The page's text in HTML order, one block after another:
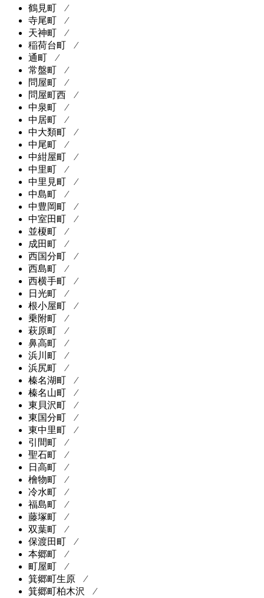
鶴見町 ⁄
寺尾町 ⁄
天神町 ⁄
稲荷台町 ⁄
通町 ⁄
常盤町 ⁄
問屋町 ⁄
問屋町西 ⁄
中泉町 ⁄
中居町 ⁄
中大類町 ⁄
中尾町 ⁄
中紺屋町 ⁄
中里町 ⁄
中里見町 ⁄
中島町 ⁄
中豊岡町 ⁄
中室田町 ⁄
並榎町 ⁄
成田町 ⁄
西国分町 ⁄
西島町 ⁄
西横手町 ⁄
日光町 ⁄
根小屋町 ⁄
乗附町 ⁄
萩原町 ⁄
鼻高町 ⁄
浜川町 ⁄
浜尻町 ⁄
榛名湖町 ⁄
榛名山町 ⁄
東貝沢町 ⁄
東国分町 ⁄
東中里町 ⁄
引間町 ⁄
聖石町 ⁄
日高町 ⁄
檜物町 ⁄
冷水町 ⁄
福島町 ⁄
藤塚町 ⁄
双葉町 ⁄
保渡田町 ⁄
本郷町 ⁄
町屋町 ⁄
箕郷町生原 ⁄
箕郷町柏木沢 ⁄